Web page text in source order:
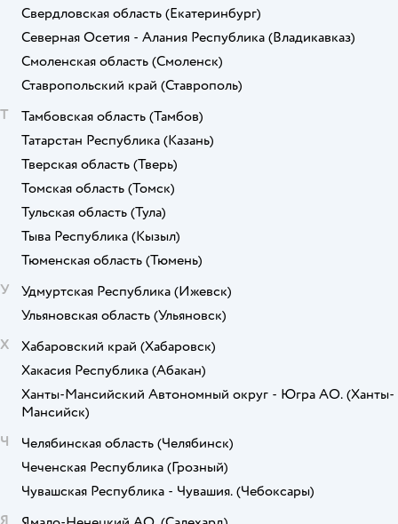
Свердловская область (Екатеринбург)
Северная Осетия - Алания Республика (Владикавказ)
Смоленская область (Смоленск)
Ставропольский край (Ставрополь)
Т
Тамбовская область (Тамбов)
Татарстан Республика (Казань)
Тверская область (Тверь)
Томская область (Томск)
Тульская область (Тула)
Тыва Республика (Кызыл)
Тюменская область (Тюмень)
У
Удмуртская Республика (Ижевск)
Ульяновская область (Ульяновск)
Х
Хабаровский край (Хабаровск)
Хакасия Республика (Абакан)
Ханты-Мансийский Автономный округ - Югра АО. (Ханты-
Мансийск)
Ч
Челябинская область (Челябинск)
Чеченская Республика (Грозный)
Чувашская Республика - Чувашия. (Чебоксары)